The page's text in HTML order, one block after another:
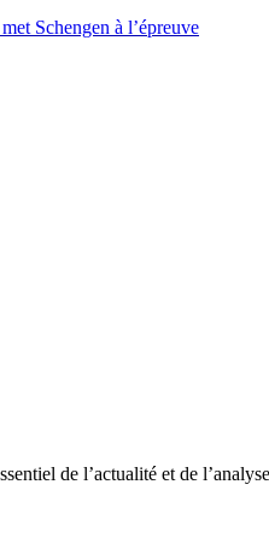
Schengen à l’épreuve
de l’actualité et de